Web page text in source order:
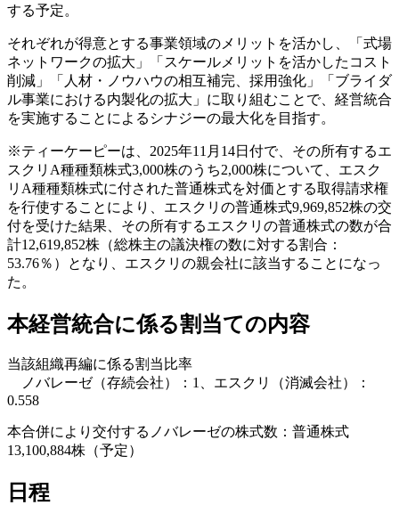
する予定。
それぞれが得意とする事業領域のメリットを活かし、「式場
ネットワークの拡大」「スケールメリットを活かしたコスト
削減」「人材・ノウハウの相互補完、採用強化」「ブライダ
ル事業における内製化の拡大」に取り組むことで、経営統合
を実施することによるシナジーの最大化を目指す。
※ティーケーピーは、2025年11月14日付で、その所有するエ
スクリA種種類株式3,000株のうち2,000株について、エスク
リA種種類株式に付された普通株式を対価とする取得請求権
を行使することにより、エスクリの普通株式9,969,852株の交
付を受けた結果、その所有するエスクリの普通株式の数が合
計12,619,852株（総株主の議決権の数に対する割合：
53.76％）となり、エスクリの親会社に該当することになっ
た。
本経営統合に係る割当ての内容
当該組織再編に係る割当比率
ノバレーゼ（存続会社）：1、エスクリ（消滅会社）：
0.558
本合併により交付するノバレーゼの株式数：普通株式
13,100,884株（予定）
日程